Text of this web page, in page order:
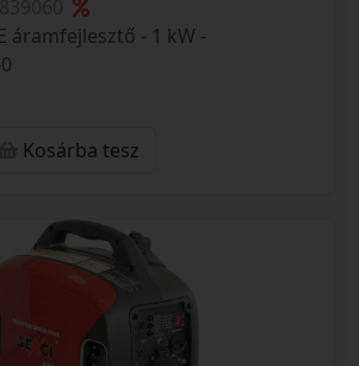
áramfejlesztő - 1 kW -
Kosárba tesz